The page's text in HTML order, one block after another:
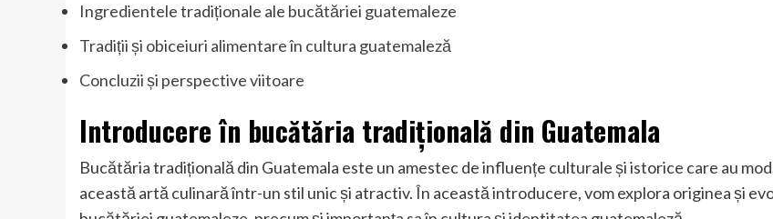
Ingredientele tradiționale ale bucătăriei guatemaleze
Tradiții și obiceiuri alimentare în cultura guatemaleză
Concluzii și perspective viitoare
Introducere în bucătăria tradițională din Guatemala
Bucătăria tradițională din Guatemala este un amestec de influențe culturale și istorice care au
această artă culinară într-un stil unic și atractiv. În această introducere, vom explora originea și